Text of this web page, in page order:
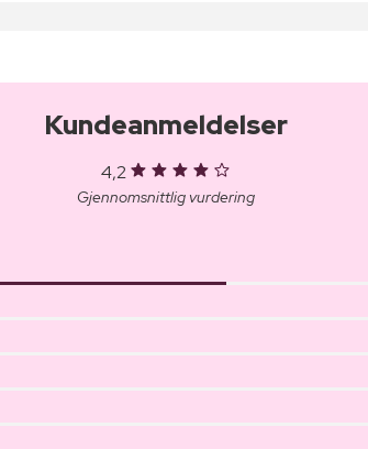
Kundeanmeldelser
4,2
Gjennomsnittlig vurdering